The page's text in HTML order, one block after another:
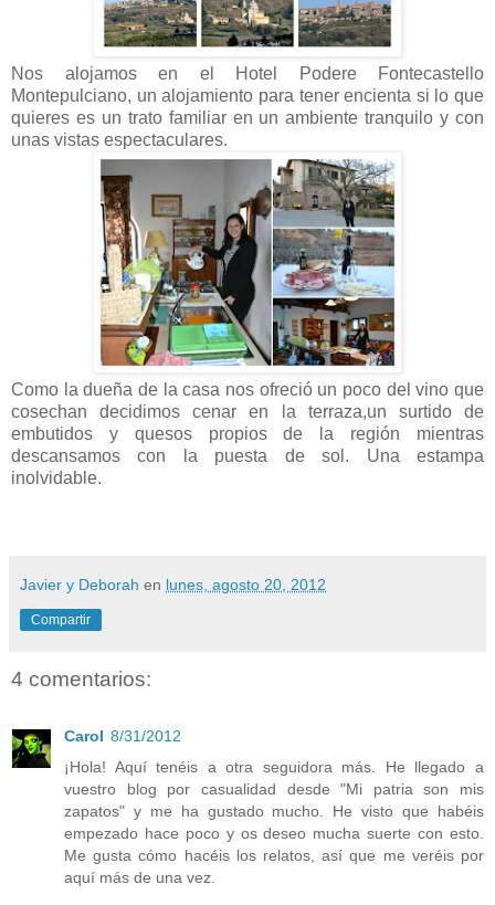
Nos alojamos en el Hotel Podere Fontecastello
Montepulciano, un alojamiento para tener encienta si lo que
quieres es un trato familiar en un ambiente tranquilo y con
unas vistas espectaculares.
Como la dueña de la casa nos ofreció un poco del vino que
cosechan decidimos cenar en la terraza,un surtido de
embutidos y quesos propios de la región mientras
descansamos con la puesta de sol. Una estampa
inolvidable.
Javier y Deborah en lunes, agosto 20, 2012
Compartir
4 comentarios:
Carol 8/31/2012
¡Hola! Aquí tenéis a otra seguidora más. He llegado a
vuestro blog por casualidad desde "Mi patria son mis
zapatos" y me ha gustado mucho. He visto que habéis
empezado hace poco y os deseo mucha suerte con esto.
Me gusta cómo hacéis los relatos, así que me veréis por
aquí más de una vez.